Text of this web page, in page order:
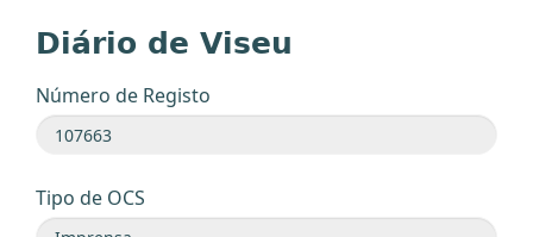
Diário de Viseu
Número de Registo
Tipo de OCS